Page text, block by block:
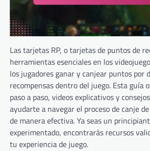
Las tarjetas RP, o tarjetas de puntos de
herramientas esenciales en los
los jugadores ganar y canjear puntos por
recompensas dentro del juego. Esta guía
paso a paso, videos explicativos y
ayudarte a navegar el proceso de canje
de manera efectiva. Ya seas un
experimentado, encontrarás recursos
tu experiencia de juego.